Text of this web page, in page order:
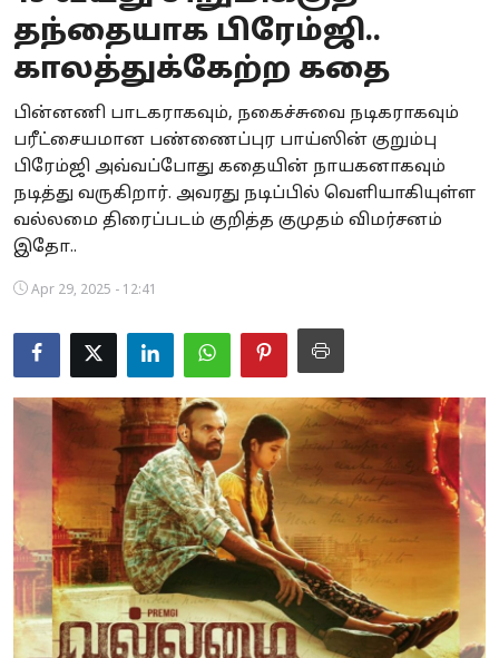
Business
Crime
Tamilnadu
National
World
Astrology
Spirituality
Weather
Politics
தந்தையாக பிரேம்ஜி..
காலத்துக்கேற்ற கதை
பின்னணி பாடகராகவும், நகைச்சுவை நடிகராகவும்
பரீட்சையமான பண்ணைப்புர பாய்ஸின் குறும்பு
பிரேம்ஜி அவ்வப்போது கதையின் நாயகனாகவும்
நடித்து வருகிறார். அவரது நடிப்பில் வெளியாகியுள்ள
வல்லமை திரைப்படம் குறித்த குமுதம் விமர்சனம்
இதோ..
Apr 29, 2025 - 12:41